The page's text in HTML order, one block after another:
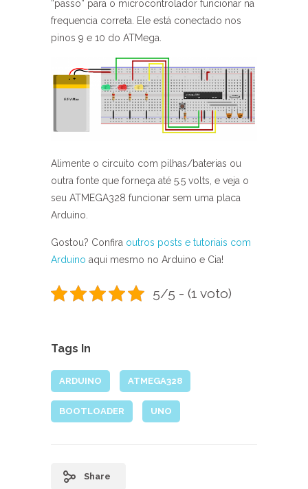
“passo” para o microcontrolador funcionar na
frequencia correta. Ele está conectado nos
pinos 9 e 10 do ATMega.
Alimente o circuito com pilhas/baterias ou
outra fonte que forneça até 5.5 volts, e veja o
seu ATMEGA328 funcionar sem uma placa
Arduino.
Gostou? Confira outros posts e tutoriais com
Arduino aqui mesmo no Arduino e Cia!
5/5 - (1 voto)
Tags In
ARDUINO ATMEGA328
BOOTLOADER UNO
Share